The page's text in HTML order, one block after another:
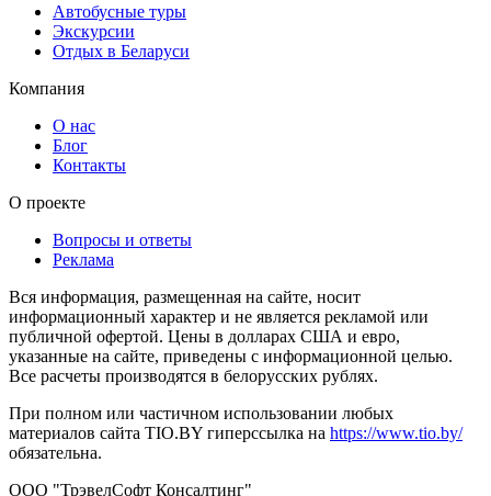
Автобусные туры
Экскурсии
Отдых в Беларуси
Компания
О нас
Блог
Контакты
О проекте
Вопросы и ответы
Реклама
Вся информация, размещенная на сайте, носит
информационный характер и не является рекламой или
публичной офертой. Цены в долларах США и евро,
указанные на сайте, приведены с информационной целью.
Все расчеты производятся в белорусских рублях.
При полном или частичном использовании любых
материалов сайта TIO.BY гиперссылка на https://www.tio.by/
обязательна.
ООО "ТрэвелСофт Консалтинг"